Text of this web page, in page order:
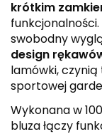
krótkim
swobodny
design
lamówki,
sportowej
Wykonana w
bluza łączy